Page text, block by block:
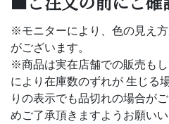
※モニターにより、色の見え
がございます。
※商品は実在店舗での販売も
により在庫数のずれが 生じる
りの表示でも品切れの場合が
めご了承頂きますようお願いい